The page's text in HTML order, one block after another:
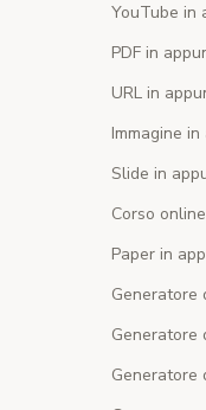
YouTube in
PDF in
URL in
Immagine
Slide in
Corso
Paper in
Generatore
Generatore
Generatore